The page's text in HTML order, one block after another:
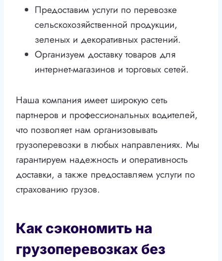
Предоставим услуги по перевозке
сельскохозяйственной продукции,
зеленых и декоративных растений.
Организуем доставку товаров для
интернет-магазинов и торговых сетей.
Наша компания имеет широкую сеть
партнеров и профессиональных водителей,
что позволяет нам организовывать
грузоперевозки в любых направлениях. Мы
гарантируем надежность и оперативность
доставки, а также предоставляем услуги по
страхованию грузов.
Как сэкономить на
грузоперевозках без